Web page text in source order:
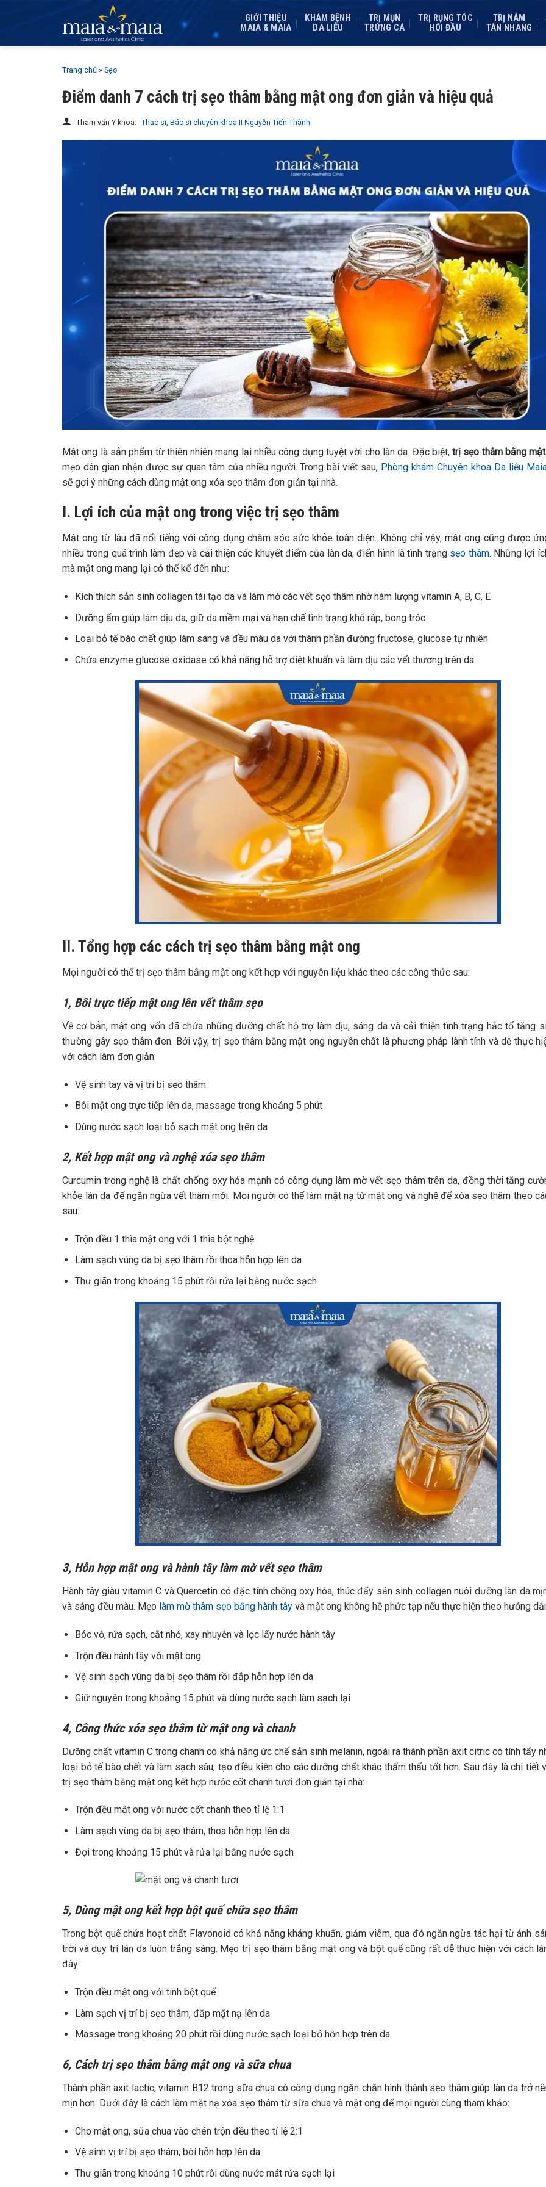
GIỚI THIỆU
MAIA & MAIA
KHÁM BỆNH
DA LIỄU
TRỊ MỤN
TRỨNG CÁ
TRỊ RỤNG TÓC
HÓI ĐẦU
TRỊ NÁM
TÀN NHANG
Trang chủ » Sẹo
Điểm danh 7 cách trị sẹo thâm bằng mật ong đơn giản và hiệu quả
Tham vấn Y khoa: Thạc sĩ, Bác sĩ chuyên khoa II Nguyễn Tiến Thành
Mật ong là sản phẩm từ thiên nhiên mang lại nhiều công dụng tuyệt vời cho làn da. Đặc biệt,trị sẹo thâm bằng
mẹo dân gian nhận được sự quan tâm của nhiều người. Trong bài viết sau, Phòng khám Chuyên khoa Da liễu
sẽ gợi ý những cách dùng mật ong xóa sẹo thâm đơn giản tại nhà.
I. Lợi ích của mật ong trong việc trị sẹo thâm
Mật ong từ lâu đã nổi tiếng với công dụng chăm sóc sức khỏe toàn diện. Không chỉ vậy, mật ong cũng được
nhiều trong quá trình làm đẹp và cải thiện các khuyết điểm của làn da, điển hình là tình trạng sẹo thâm. Những lợi
mà mật ong mang lại có thể kể đến như:
Kích thích sản sinh collagen tái tạo da và làm mờ các vết sẹo thâm nhờ hàm lượng vitamin A, B, C, E
Dưỡng ẩm giúp làm dịu da, giữ da mềm mại và hạn chế tình trạng khô ráp, bong tróc
Loại bỏ tế bào chết giúp làm sáng và đều màu da với thành phần đường fructose, glucose tự nhiên
Chứa enzyme glucose oxidase có khả năng hỗ trợ diệt khuẩn và làm dịu các vết thương trên da
II. Tổng hợp các cách trị sẹo thâm bằng mật ong
Mọi người có thể trị sẹo thâm bằng mật ong kết hợp với nguyên liệu khác theo các công thức sau:
1, Bôi trực tiếp mật ong lên vết thâm sẹo
Về cơ bản, mật ong vốn đã chứa những dưỡng chất hộ trợ làm dịu, sáng da và cải thiện tình trạng hắc tố tăng
thường gây sẹo thâm đen. Bởi vậy, trị sẹo thâm bằng mật ong nguyên chất là phương pháp lành tính và dễ thực
với cách làm đơn giản:
Vệ sinh tay và vị trí bị sẹo thâm
Bôi mật ong trực tiếp lên da, massage trong khoảng 5 phút
Dùng nước sạch loại bỏ sạch mật ong trên da
2, Kết hợp mật ong và nghệ xóa sẹo thâm
Curcumin trong nghệ là chất chống oxy hóa mạnh có công dụng làm mờ vết sẹo thâm trên da, đồng thời tăng
khỏe làn da để ngăn ngừa vết thâm mới. Mọi người có thể làm mặt nạ từ mật ong và nghệ để xóa sẹo thâm theo
sau:
Trộn đều 1 thìa mật ong với 1 thìa bột nghệ
Làm sạch vùng da bị sẹo thâm rồi thoa hỗn hợp lên da
Thư giãn trong khoảng 15 phút rồi rửa lại bằng nước sạch
3, Hỗn hợp mật ong và hành tây làm mờ vết sẹo thâm
Hành tây giàu vitamin C và Quercetin có đặc tính chống oxy hóa, thúc đẩy sản sinh collagen nuôi dưỡng làn da
và sáng đều màu. Mẹo làm mờ thâm sẹo bằng hành tây và mật ong không hề phức tạp nếu thực hiện theo hướng
Bóc vỏ, rửa sạch, cắt nhỏ, xay nhuyễn và lọc lấy nước hành tây
Trộn đều hành tây với mật ong
Vệ sinh sạch vùng da bị sẹo thâm rồi đắp hỗn hợp lên da
Giữ nguyên trong khoảng 15 phút và dùng nước sạch làm sạch lại
4, Công thức xóa sẹo thâm từ mật ong và chanh
Dưỡng chất vitamin C trong chanh có khả năng ức chế sản sinh melanin, ngoài ra thành phần axit citric có tính tẩy
loại bỏ tế bào chết và làm sạch sâu, tạo điều kiện cho các dưỡng chất khác thẩm thấu tốt hơn. Sau đây là chi tiết
trị sẹo thâm bằng mật ong kết hợp nước cốt chanh tươi đơn giản tại nhà:
Trộn đều mật ong với nước cốt chanh theo tỉ lệ 1:1
Làm sạch vùng da bị sẹo thâm, thoa hỗn hợp lên da
Đợi trong khoảng 15 phút và rửa lại bằng nước sạch
5, Dùng mật ong kết hợp bột quế chữa sẹo thâm
Trong bột quế chứa hoạt chất Flavonoid có khả năng kháng khuẩn, giảm viêm, qua đó ngăn ngừa tác hại từ ánh
trời và duy trì làn da luôn trắng sáng. Mẹo trị sẹo thâm bằng mật ong và bột quế cũng rất dễ thực hiện với cách
đây:
Trộn đều mật ong với tinh bột quế
Làm sạch vị trí bị sẹo thâm, đắp mặt nạ lên da
Massage trong khoảng 20 phút rồi dùng nước sạch loại bỏ hỗn hợp trên da
6, Cách trị sẹo thâm bằng mật ong và sữa chua
Thành phần axit lactic, vitamin B12 trong sữa chua có công dụng ngăn chặn hình thành sẹo thâm giúp làn da trở
mịn hơn. Dưới đây là cách làm mặt nạ xóa sẹo thâm từ sữa chua và mật ong để mọi người cùng tham khảo:
Cho mật ong, sữa chua vào chén trộn đều theo tỉ lệ 2:1
Vệ sinh vị trí bị sẹo thâm, bôi hỗn hợp lên da
Thư giãn trong khoảng 10 phút rồi dùng nước mát rửa sạch lại